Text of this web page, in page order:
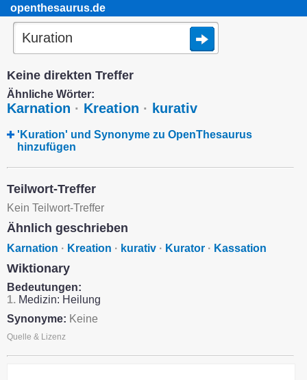
openthesaurus.de
Keine direkten Treffer
Ähnliche Wörter:
Karnation · Kreation · kurativ
'Kuration' und Synonyme zu OpenThesaurus
hinzufügen
Teilwort-Treffer
Kein Teilwort-Treffer
Ähnlich geschrieben
Karnation · Kreation · kurativ · Kurator · Kassation
Wiktionary
Bedeutungen:
1. Medizin: Heilung
Synonyme: Keine
Quelle & Lizenz